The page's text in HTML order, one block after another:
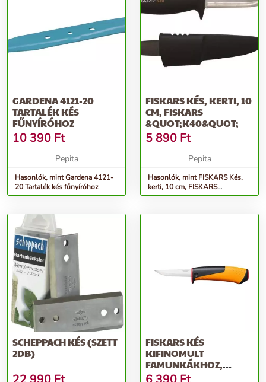
GARDENA 4121-20
TARTALÉK KÉS
FŰNYÍRÓHOZ
10 390 Ft
Pepita
Hasonlók, mint Gardena 4121-
20 Tartalék kés fűnyíróhoz
FISKARS KÉS, KERTI, 10
CM, FISKARS
&QUOT;K40&QUOT;
5 890 Ft
Pepita
Hasonlók, mint FISKARS Kés,
kerti, 10 cm, FISKARS
&quot;K40&quot;
SCHEPPACH KÉS (SZETT
2DB)
FISKARS KÉS
KIFINOMULT
FAMUNKÁKHOZ,
TOKBA ÉPÍTETT